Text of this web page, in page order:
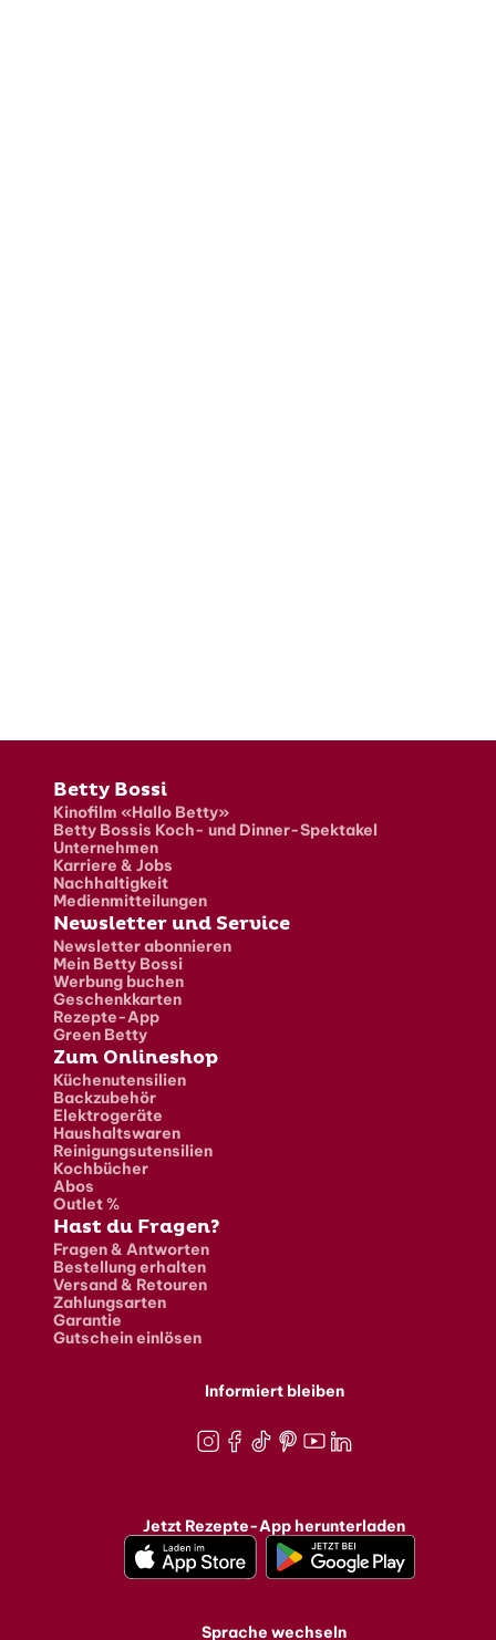
Fusszeile
Betty Bossi
Kinofilm «Hallo Betty»
Betty Bossis Koch- und Dinner-Spektakel
Unternehmen
Karriere & Jobs
Nachhaltigkeit
Medienmitteilungen
Newsletter und Service
Newsletter abonnieren
Mein Betty Bossi
Werbung buchen
Geschenkkarten
Rezepte-App
Green Betty
Zum Onlineshop
Küchenutensilien
Backzubehör
Elektrogeräte
Haushaltswaren
Reinigungsutensilien
Kochbücher
Abos
Outlet %
Hast du Fragen?
Fragen & Antworten
Bestellung erhalten
Versand & Retouren
Zahlungsarten
Garantie
Gutschein einlösen
Informiert bleiben
Jetzt Rezepte-App herunterladen
Sprache wechseln